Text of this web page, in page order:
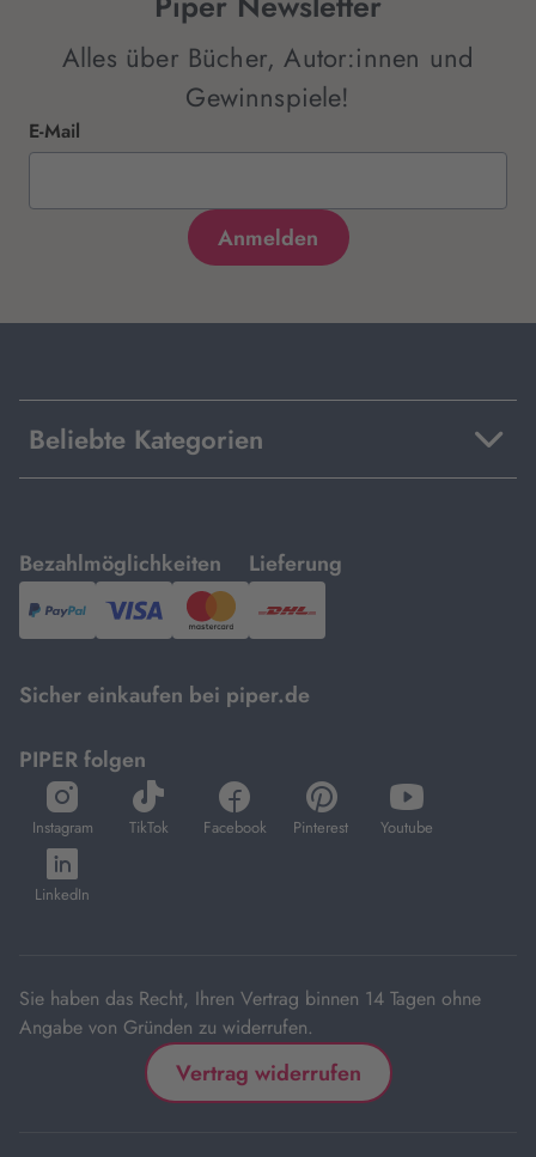
Alles über Bücher, Autor:innen und
Gewinnspiele!
E-Mail
Beliebte Kategorien
Bezahlmöglichkeiten
mit
PayPal,Visa
und
Lieferung
mit
DHL.
Sicher einkaufen bei piper.de
PIPER folgen
Instagram
öffnet
in
neuem
Tab
TikTok
öffnet
in
Facebook
öffnet
in
Pinterest
öffnet
in
Youtube
öffnet
in
LinkedIn
öffnet
in
Sie haben das Recht, Ihren Vertrag binnen 14 Tagen ohne
Angabe von Gründen zu widerrufen.
Vertrag widerrufen